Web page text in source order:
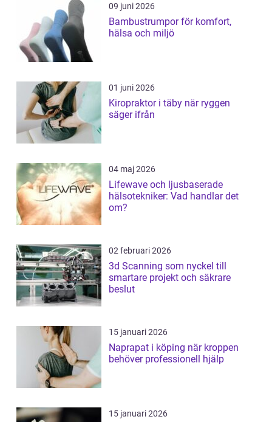
09 juni 2026
Bambustrumpor för komfort,
hälsa och miljö
01 juni 2026
Kiropraktor i täby när ryggen
säger ifrån
04 maj 2026
Lifewave och ljusbaserade
hälsotekniker: Vad handlar det
om?
02 februari 2026
3d Scanning som nyckel till
smartare projekt och säkrare
beslut
15 januari 2026
Naprapat i köping när kroppen
behöver professionell hjälp
15 januari 2026